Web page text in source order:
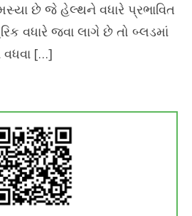
છે જે હેલ્થને વધારે પ્રભાવિત
વધારે જવા લાગે છે તો બ્લડમાં
વધવા […]